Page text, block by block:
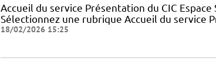
Accueil du service Présentation du CIC
Sélectionnez une rubrique Accueil du service
18/02/2026 15:25